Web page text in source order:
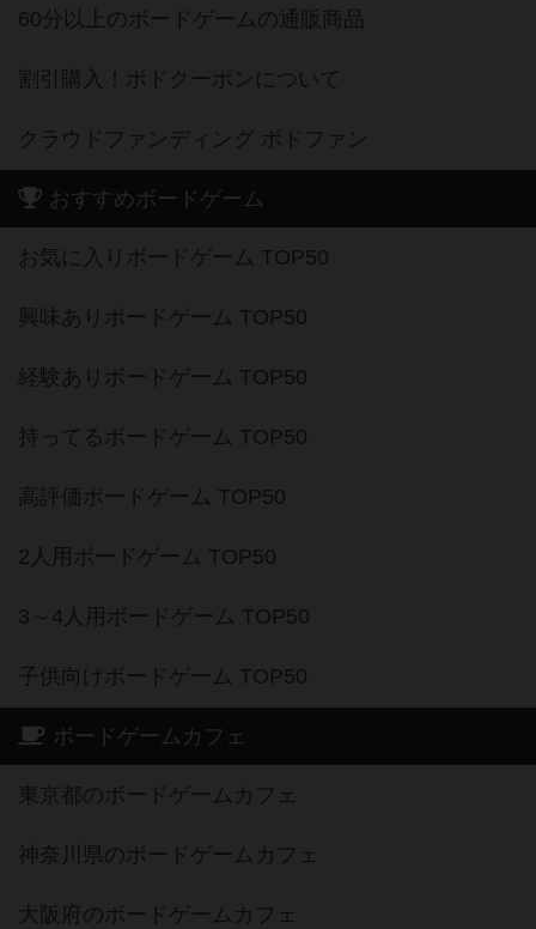
60分以上のボードゲームの通販商品
割引購入！ボドクーポンについて
クラウドファンディング ボドファン
おすすめボードゲーム
お気に入りボードゲーム TOP50
興味ありボードゲーム TOP50
経験ありボードゲーム TOP50
持ってるボードゲーム TOP50
高評価ボードゲーム TOP50
2人用ボードゲーム TOP50
3～4人用ボードゲーム TOP50
子供向けボードゲーム TOP50
ボードゲームカフェ
東京都のボードゲームカフェ
神奈川県のボードゲームカフェ
大阪府のボードゲームカフェ